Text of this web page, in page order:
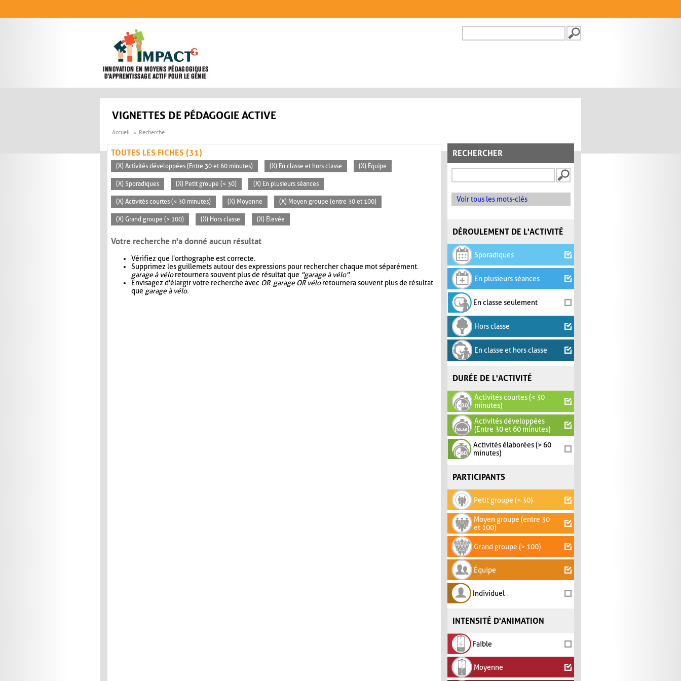
FORMULAIRE DE
VIGNETTES DE PÉDAGOGIE ACTIVE
Accueil Recherche
RECHERCHER
Voir tous les mots-clés
DÉROULEMENT DE L'ACTIVITÉ
Sporadiques
En plusieurs séances
En classe seulement
Hors classe
En classe et hors classe
DURÉE DE L'ACTIVITÉ
Activités courtes (< 30
minutes)
Activités développées
(Entre 30 et 60 minutes)
Activités élaborées (> 60
minutes)
PARTICIPANTS
Petit groupe (< 30)
Moyen groupe (entre 30
et 100)
Grand groupe (> 100)
Équipe
Individuel
INTENSITÉ D'ANIMATION
Faible
Moyenne
TOUTES LES FICHES (31)
(X) Activités développées (Entre 30 et 60 minutes) (X) En classe et hors classe (X) Équipe
(X) Sporadiques (X) Petit groupe (< 30) (X) En plusieurs séances
(X) Activités courtes (< 30 minutes) (X) Moyenne (X) Moyen groupe (entre 30 et 100)
(X) Grand groupe (> 100) (X) Hors classe (X) Élevée
Votre recherche n'a donné aucun résultat
Vérifiez que l'orthographe est correcte.
Supprimez les guillemets autour des expressions pour rechercher chaque mot séparément.
garage à véloretournera souvent plus de résultat que "garage à vélo".
Envisagez d'élargir votre recherche avec OR. garage OR véloretournera souvent plus de résultat
que garage à vélo.